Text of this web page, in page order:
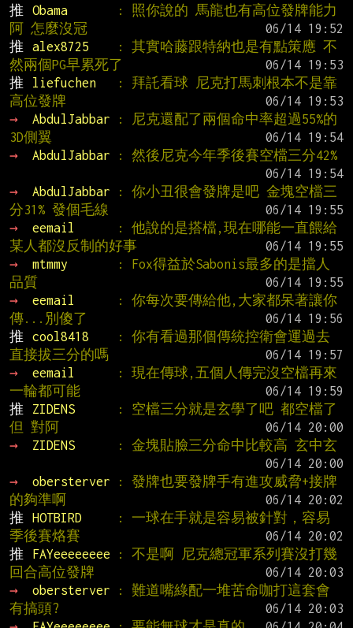
推
Obama
: 照你說的 馬龍也有高位發牌能力
阿 怎麼沒冠
推
alex8725
: 其實哈藤跟特納也是有點策應 不
然兩個PG早累死了
推
liefuchen
: 拜託看球 尼克打馬刺根本不是靠
高位發牌
→
AbdulJabbar
: 尼克還配了兩個命中率超過55%的
3D側翼
→
AbdulJabbar
: 然後尼克今年季後賽空檔三分42%
→
AbdulJabbar
: 你小丑很會發牌是吧 金塊空檔三
分31% 發個毛線
→
eemail
: 他說的是搭檔,現在哪能一直餵給
某人都沒反制的好事
→
mtmmy
: Fox得益於Sabonis最多的是擋人
品質
→
eemail
: 你每次要傳給他,大家都呆著讓你
傳...別傻了
推
cool8418
: 你有看過那個傳統控衛會運過去
直接拔三分的嗎
→
eemail
: 現在傳球,五個人傳完沒空檔再來
一輪都可能
推
ZIDENS
: 空檔三分就是玄學了吧 都空檔了
但 對阿
→
ZIDENS
: 金塊貼臉三分命中比較高 玄中玄
→
obersterver
: 發牌也要發牌手有進攻威脅+接牌
的夠準啊
推
HOTBIRD
: 一球在手就是容易被針對，容易
季後賽烙賽
推
FAYeeeeeeee
: 不是啊 尼克總冠軍系列賽沒打幾
回合高位發牌
→
obersterver
: 難道嘴綠配一堆苦命咖打這套會
有搞頭?